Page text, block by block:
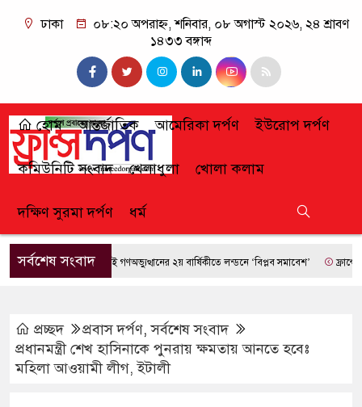
ঢাকা
০৮:২০ অপরাহ্ন, শনিবার, ০৮ অগাস্ট ২০২৬, ২৪ শ্রাবণ
১৪৩৩ বঙ্গাব্দ
হোম আন্তর্জাতিক আমেরিকা দর্পণ ইউরোপ দর্পণ
কমিউনিটি সংবাদ খেলাধুলা খোলা কলাম
দক্ষিণ সুরমা দর্পণ ধর্ম
সর্বশেষ সংবাদজুলাই গণঅভ্যুত্থানের ২য় বার্ষিকীতে লন্ডনে ‘বিপ্লব সমাবেশ’ ফ্রান্সে
প্রচ্ছদ প্রবাস দর্পণ,সর্বশেষ সংবাদ
প্রধানমন্ত্রী শেখ হাসিনাকে পুনরায় ক্ষমতায় আনতে হবেঃ
মহিলা আওয়ামী লীগ, ইটালী